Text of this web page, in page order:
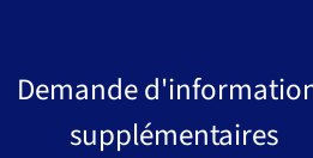
Demande
supplémentaires